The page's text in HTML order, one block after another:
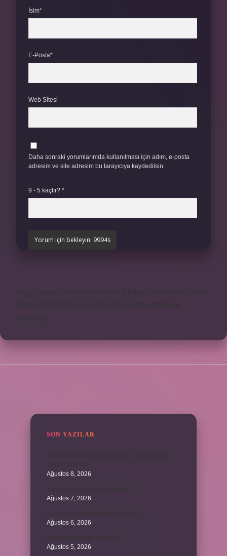
İsim*
E-Posta*
Web Sitesi
Daha sonraki yorumlarımda kullanılması için adım, e-posta
adresim ve site adresim bu tarayıcıya kaydedilsin.
9 - 5 kaçtır? *
SON YAZILAR
Ağustos 8, 2026
Ağustos 7, 2026
Ağustos 6, 2026
Ağustos 5, 2026